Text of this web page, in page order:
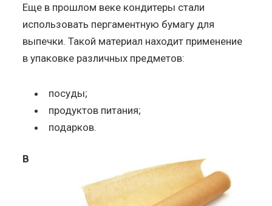
Еще в прошлом веке кондитеры стали
использовать пергаментную бумагу для
выпечки. Такой материал находит применение
в упаковке различных предметов:
посуды;
продуктов питания;
подарков.
В